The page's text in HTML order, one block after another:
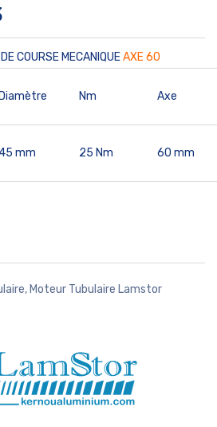
COURSE MECANIQUEAXE 60
Diamètre Nm Axe
mm 25 Nm 60 mm
, Moteur Tubulaire Lamstor